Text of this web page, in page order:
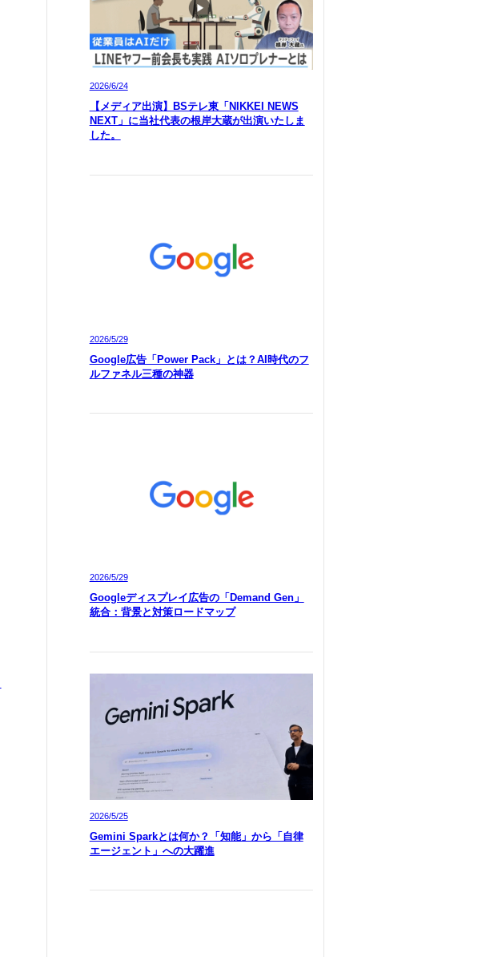
2026/6/24
【メディア出演】BSテレ東「NIKKEI NEWS
NEXT」に当社代表の根岸大蔵が出演いたしま
した。
2026/5/29
Google広告「Power Pack」とは？AI時代のフ
ルファネル三種の神器
2026/5/29
Googleディスプレイ広告の「Demand Gen」
統合：背景と対策ロードマップ
2026/5/25
Gemini Sparkとは何か？「知能」から「自律
エージェント」への大躍進